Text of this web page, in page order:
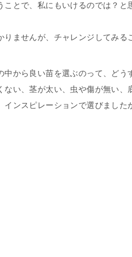
ことで、私にもいけるのでは？
ませんが、チャレンジしてみる
中から良い苗を選ぶのって、どう
ない、茎が太い、虫や傷が無い、
ンスピレーションで選びました